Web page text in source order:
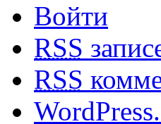
Войти
RSS
RSS